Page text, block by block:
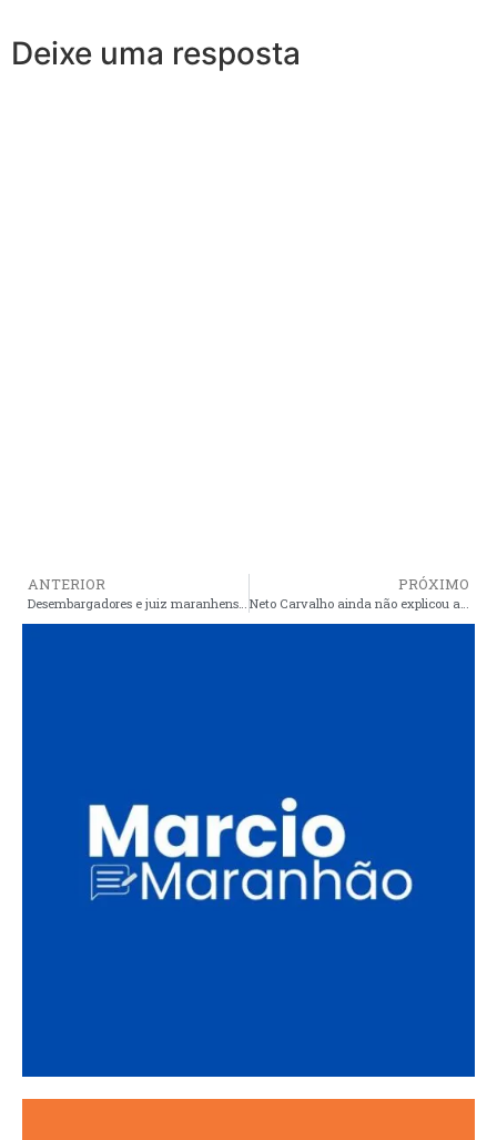
Deixe uma resposta
ANTERIOR
Desembargadores e juiz maranhenses são alvos de processo administrativo do CNJ
PRÓXIMO
Neto Carvalho ainda não explicou ao TCE o gasto de quase 15 milhões em estradas vicinais